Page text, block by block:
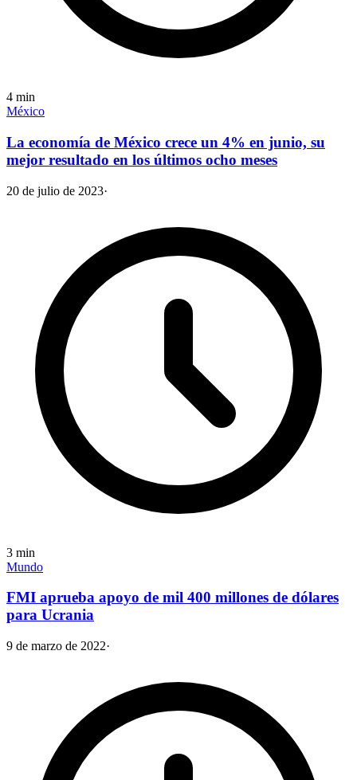
4 min
México
La economía de México crece un 4% en junio, su
mejor resultado en los últimos ocho meses
20 de julio de 2023·
3 min
Mundo
FMI aprueba apoyo de mil 400 millones de dólares
para Ucrania
9 de marzo de 2022·